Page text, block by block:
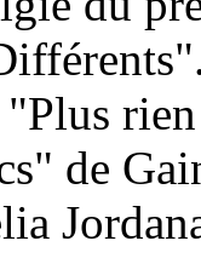
de